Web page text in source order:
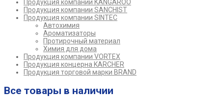
Продукция компании KANGAROO
Продукция компании SANCHIST
Продукция компании SINTEC
Автохимия
Ароматизаторы
Протирочный материал
Химия для дома
Продукция компании VORTEX
Продукция концерна KARCHER
Продукция торговой марки BRAND
Все товары в наличии